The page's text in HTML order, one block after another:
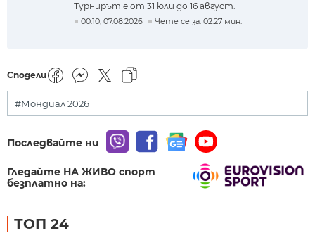
Турнирът е от 31 юли до 16 август.
00:10, 07.08.2026 Чете се за: 02:27 мин.
Сподели
#Мондиал 2026
Последвайте ни
Гледайте НА ЖИВО спорт
безплатно на:
ТОП 24